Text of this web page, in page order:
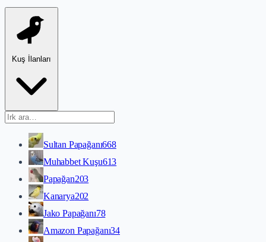
Kuş İlanları
Sultan Papağanı668
Muhabbet Kuşu613
Papağan203
Kanarya202
Jako Papağanı78
Amazon Papağanı34